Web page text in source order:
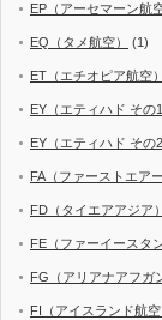
EP（アーセマーン航空
EQ（タメ航空） (1)
ET（エチオピア航空）
EY（エティハド その1
EY（エティハド その2
FA（ファーストエアー
FD（タイエアアジア）
FE（ファーイースタン
FG（アリアナアフガ
FI（アイスランド航空